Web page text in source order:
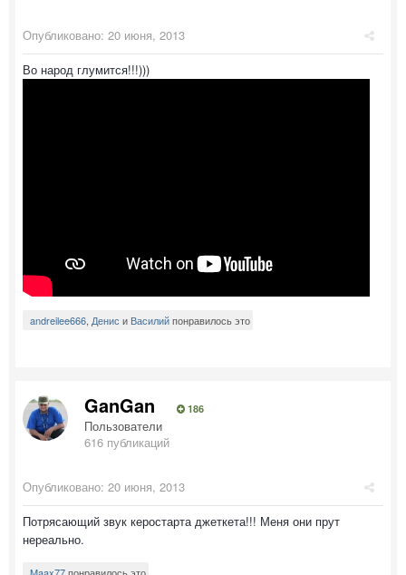
Опубликовано: 20 июня, 2013
Во народ глумится!!!)))
andreilee666 Денис и Василийпонравилось это
GanGan 186
Пользователи
616 публикаций
Опубликовано: 20 июня, 2013
Потрясающий звук керостарта джеткета!!! Меня они прут
нереально.
Maax77понравилось это